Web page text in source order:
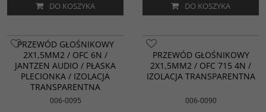
DO KOSZYKA DO KOSZYKA
PRZEWÓD GŁOŚNIKOWY
2X1,5MM2 / OFC 6N /
JANTZEN AUDIO / PŁASKA
PLECIONKA / IZOLACJA
TRANSPARENTNA
006-0095
PRZEWÓD GŁOŚNIKOWY
2X1,5MM2 / OFC 715 4N /
IZOLACJA TRANSPARENTNA
006-0090